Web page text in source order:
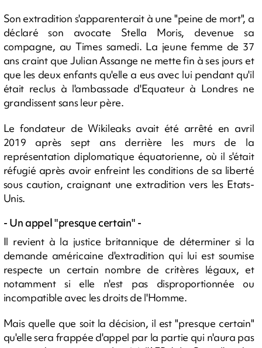
Son extradition s'apparenterait à une "peine de mort", a
déclaré son avocate Stella Moris, devenue sa
compagne, au Times samedi. La jeune femme de 37
ans craint que Julian Assange ne mette fin à ses jours et
que les deux enfants qu'elle a eus avec lui pendant qu'il
était reclus à l'ambassade d'Equateur à Londres ne
grandissent sans leur père.
Le fondateur de Wikileaks avait été arrêté en avril
2019 après sept ans derrière les murs de la
représentation diplomatique équatorienne, où il s'était
réfugié après avoir enfreint les conditions de sa liberté
sous caution, craignant une extradition vers les Etats-
Unis.
- Un appel "presque certain" -
Il revient à la justice britannique de déterminer si la
demande américaine d'extradition qui lui est soumise
respecte un certain nombre de critères légaux, et
notamment si elle n'est pas disproportionnée ou
incompatible avec les droits de l'Homme.
Mais quelle que soit la décision, il est "presque certain"
qu'elle sera frappée d'appel par la partie qui n'aura pas